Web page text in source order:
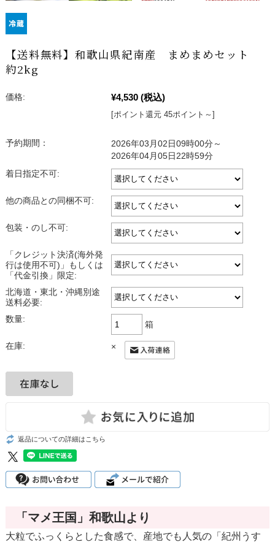
【送料無料】和歌山県紀南産 まめまめセット
約2kg
価格: ¥4,530 (税込)
[ポイント還元 45ポイント～]
予約期間：
2026年03月02日09時00分～
2026年04月05日22時59分
着日指定不可:
他の商品との同梱不可:
包装・のし不可:
「クレジット決済(海外発
行は使用不可)」もしくは
「代金引換」限定:
北海道・東北・沖縄別途
送料必要:
数量:
箱
在庫: ×
返品についての詳細はこちら
「マメ王国」和歌山より
大粒でふっくらとした食感で、産地でも人気の「紀州うす